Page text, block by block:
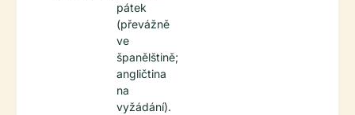
pátek
(převážně
ve
španělštině;
angličtina
na
vyžádání).